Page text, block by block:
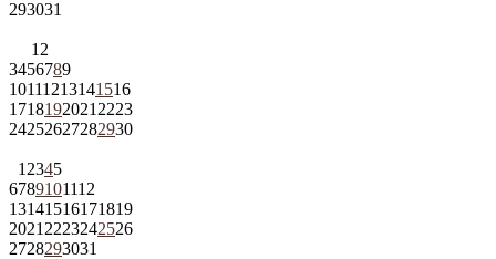
293031
1 2
3456789
10111213141516
1718192021 2223
24252627282930
1 2345
6789101112
13141516171819
2021 2223242526
2728293031